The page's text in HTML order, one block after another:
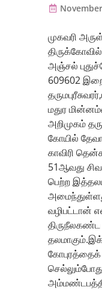
முகவரி
அஞ்சல்
609602
மதுர
அறிமுகம்
கோயில்
காவிரி
51ஆவது
பெற்ற
வழிபட்டான்